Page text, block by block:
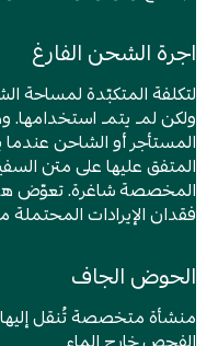
اجرة الشحن الفارغ
لتكلفة المتكبّدة لمساحة
ولكن لم يتم استخدامها.
المستأجر أو الشاحن عندما
المتفق عليها على متن
المخصصة شاغرة. تعوّض هذه
فقدان الإيرادات المحتملة
الحوض الجاف
منشأة متخصصة تُنقل إليها